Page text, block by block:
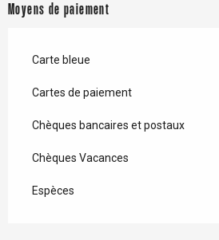
Moyens de paiement
Carte bleue
Cartes de paiement
Chèques bancaires et postaux
Chèques Vacances
Espèces